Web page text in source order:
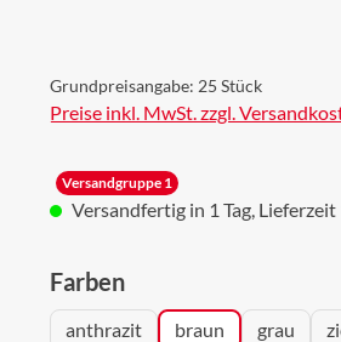
Grundpreisangabe: 25 Stück
Preise inkl. MwSt. zzgl.
Versandgruppe 1
Versandfertig in 1 Tag, Lieferzeit
Farbenauswählen
anthrazit braun grau